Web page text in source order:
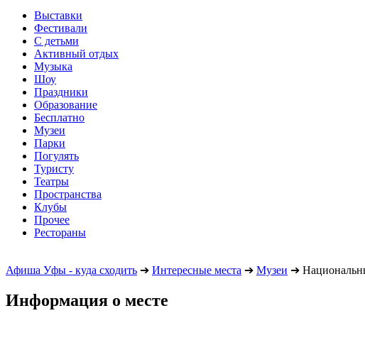
Выставки
Фестивали
С детьми
Активный отдых
Музыка
Шоу
Праздники
Образование
Бесплатно
Музеи
Парки
Погулять
Туристу
Театры
Пространства
Клубы
Прочее
Рестораны
Афиша Уфы - куда сходить ➔ Интересные места ➔ Музеи ➔
Информация о месте